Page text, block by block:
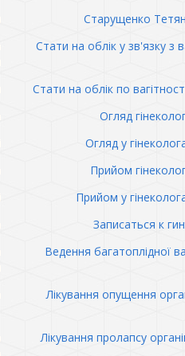
Старущенко
Стати на облік у зв'язку з
Стати на облік по
Огляд
Огляд у
Прийом
Прийом у
Записаться к
Ведення багатоплідної
Лікування опущення
Лікування пролапсу